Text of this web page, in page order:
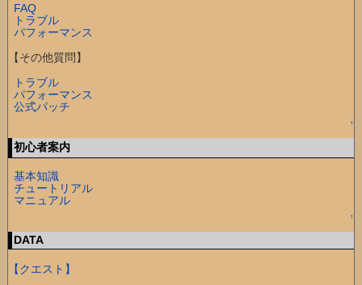
FAQ
トラブル
パフォーマンス
【その他質問】
トラブル
パフォーマンス
公式パッチ
↑
初心者案内
基本知識
チュートリアル
マニュアル
↑
DATA
【クエスト】